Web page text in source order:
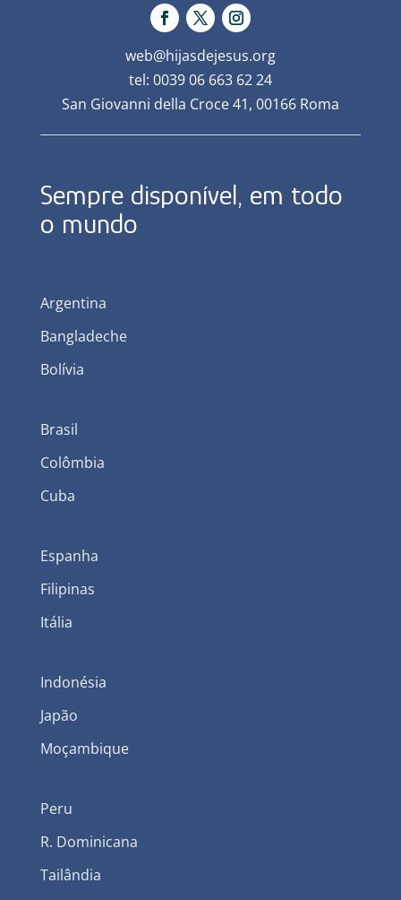
web@hijasdejesus.org
tel: 0039 06 663 62 24
San Giovanni della Croce 41, 00166 Roma
Sempre disponível, em todo
o mundo
Argentina
Bangladeche
Bolívia
Brasil
Colômbia
Cuba
Espanha
Filipinas
Itália
Indonésia
Japão
Moçambique
Peru
R. Dominicana
Tailândia